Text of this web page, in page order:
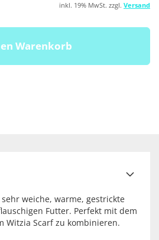
inkl. 19% MwSt. zzgl. Versand
Warenkorb
weiche, warme, gestrickte
Futter. Perfekt mit dem
Witzia Scarf zu kombinieren.